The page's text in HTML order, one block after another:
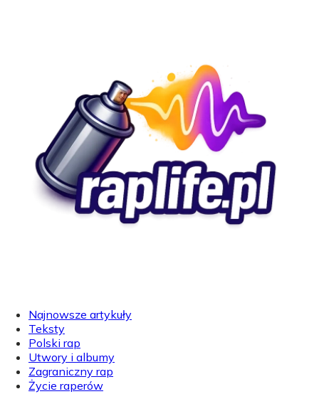
Najnowsze artykuły
Teksty
Polski rap
Utwory i albumy
Zagraniczny rap
Życie raperów